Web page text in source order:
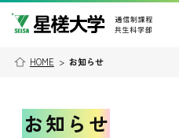
HOME > お知らせ
お知らせ